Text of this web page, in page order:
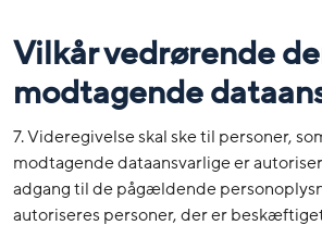
Vilkår vedrørende
modtagende
7. Videregivelse skal ske til personer,
modtagende dataansvarlige er
adgang til de pågældende
autoriseres personer, der er